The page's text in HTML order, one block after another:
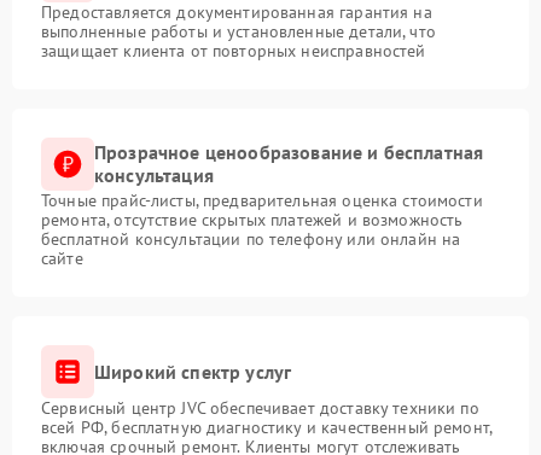
Предоставляется документированная гарантия на
выполненные работы и установленные детали, что
защищает клиента от повторных неисправностей
Прозрачное ценообразование и бесплатная
консультация
Точные прайс-листы, предварительная оценка стоимости
ремонта, отсутствие скрытых платежей и возможность
бесплатной консультации по телефону или онлайн на
сайте
Широкий спектр услуг
Сервисный центр JVC обеспечивает доставку техники по
всей РФ, бесплатную диагностику и качественный ремонт,
включая срочный ремонт. Клиенты могут отслеживать